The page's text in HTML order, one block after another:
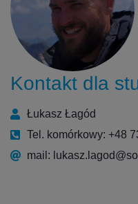
Kontakt dla
Łukasz Łagód
Tel. komórkowy: +48
mail: